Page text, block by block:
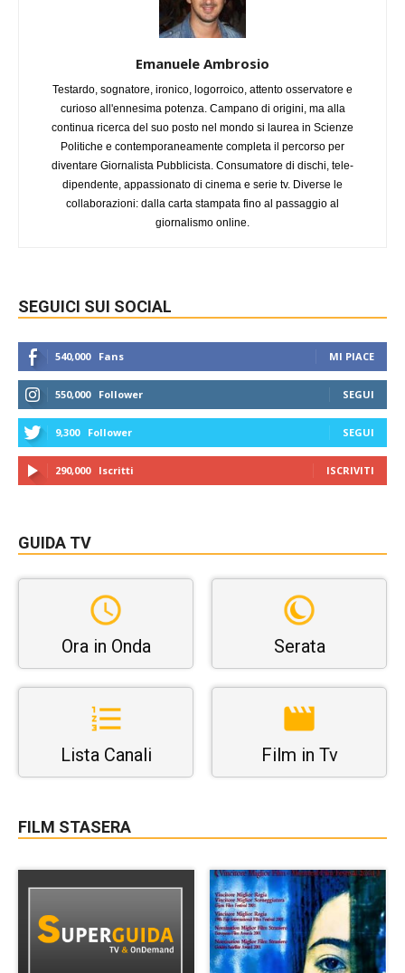
Emanuele Ambrosio
Testardo, sognatore, ironico, logorroico, attento osservatore e
curioso all'ennesima potenza. Campano di origini, ma alla
continua ricerca del suo posto nel mondo si laurea in Scienze
Politiche e contemporaneamente completa il percorso per
diventare Giornalista Pubblicista. Consumatore di dischi, tele-
dipendente, appassionato di cinema e serie tv. Diverse le
collaborazioni: dalla carta stampata fino al passaggio al
giornalismo online.
SEGUICI SUI SOCIAL
540,000 Fans MI PIACE
550,000 Follower SEGUI
9,300 Follower SEGUI
290,000 Iscritti ISCRIVITI
GUIDA TV
Ora in Onda Serata
Lista Canali Film in Tv
FILM STASERA